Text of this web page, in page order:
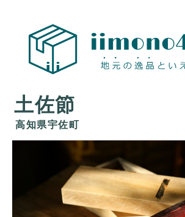
土佐節
高知県宇佐町